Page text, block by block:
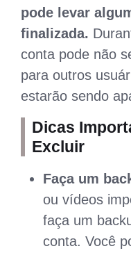
pode levar
finalizada.
conta pode não
para outros
estarão sendo
Dicas
Excluir
Faça um
ou vídeos
faça um
conta. Você